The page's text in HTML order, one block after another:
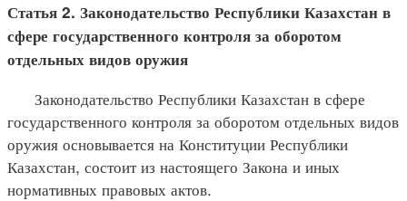
Статья 2. Законодательство Республики Казахстан в
сфере государственного контроля за оборотом
отдельных видов оружия
Законодательство Республики Казахстан в сфере
государственного контроля за оборотом отдельных видов
оружия основывается на Конституции Республики
Казахстан, состоит из настоящего Закона и иных
нормативных правовых актов.